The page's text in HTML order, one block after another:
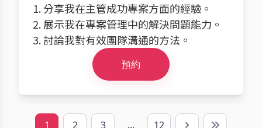
1. 分享我在主管成功專案方面的經驗。
2. 展示我在專案管理中的解決問題能力。
3. 討論我對有效團隊溝通的方法。
預約
1 2 3 ... 12